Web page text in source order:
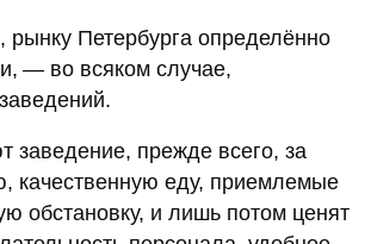
рынку Петербурга определённо
— во всяком случае,
заведение, прежде всего, за
качественную еду, приемлемые
обстановку, и лишь потом ценят